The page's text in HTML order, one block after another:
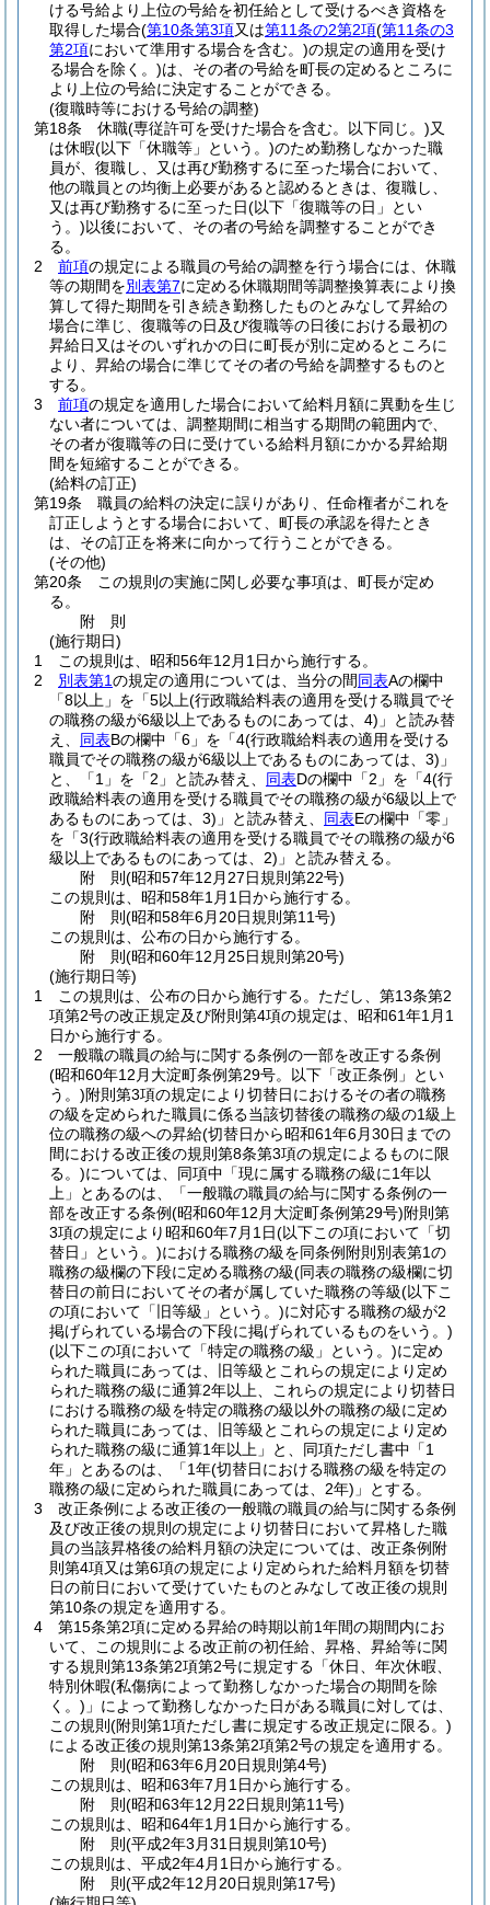
ける号給より上位の号給を初任給として受けるべき資格を
取得した場合(第10条第3項又は第11条の2第2項(第11条の3
第2項において準用する場合を含む。)の規定の適用を受け
る場合を除く。)は、その者の号給を町長の定めるところに
より上位の号給に決定することができる。
(復職時等における号給の調整)
第18条
休職(専従許可を受けた場合を含む。以下同じ。)又
は休暇(以下「休職等」という。)のため勤務しなかった職
員が、復職し、又は再び勤務するに至った場合において、
他の職員との均衡上必要があると認めるときは、復職し、
又は再び勤務するに至った日(以下「復職等の日」とい
う。)以後において、その者の号給を調整することができ
る。
2
前項の規定による職員の号給の調整を行う場合には、休職
等の期間を別表第7に定める休職期間等調整換算表により換
算して得た期間を引き続き勤務したものとみなして昇給の
場合に準じ、復職等の日及び復職等の日後における最初の
昇給日又はそのいずれかの日に町長が別に定めるところに
より、昇給の場合に準じてその者の号給を調整するものと
する。
3
前項の規定を適用した場合において給料月額に異動を生じ
ない者については、調整期間に相当する期間の範囲内で、
その者が復職等の日に受けている給料月額にかかる昇給期
間を短縮することができる。
(給料の訂正)
第19条
職員の給料の決定に誤りがあり、任命権者がこれを
訂正しようとする場合において、町長の承認を得たとき
は、その訂正を将来に向かって行うことができる。
(その他)
第20条
この規則の実施に関し必要な事項は、町長が定め
る。
附 則
(施行期日)
1
この規則は、昭和56年12月1日から施行する。
2
別表第1の規定の適用については、当分の間同表Aの欄中
「8以上」を「5以上(行政職給料表の適用を受ける職員でそ
の職務の級が6級以上であるものにあっては、4) 」と読み替
え、 同表Bの欄中「6」を「4(行政職給料表の適用を受ける
職員でその職務の級が6級以上であるものにあっては、3) 」
と、「1」を「2」と読み替え、 同表Dの欄中「2」を「4(行
政職給料表の適用を受ける職員でその職務の級が6級以上で
あるものにあっては、3) 」と読み替え、 同表Eの欄中「零」
を「3(行政職給料表の適用を受ける職員でその職務の級が6
級以上であるものにあっては、2) 」と読み替える。
附 則(昭和57年12月27日規則第22号)
この規則は、昭和58年1月1日から施行する。
附 則(昭和58年6月20日規則第11号)
この規則は、公布の日から施行する。
附 則(昭和60年12月25日規則第20号)
(施行期日等)
1
この規則は、公布の日から施行する。 ただし、第13条第2
項第2号の改正規定及び附則第4項の規定は、昭和61年1月1
日から施行する。
2
一般職の職員の給与に関する条例の一部を改正する条例
(昭和60年12月大淀町条例第29号。以下「改正条例」とい
う。)附則第3項の規定により切替日におけるその者の職務
の級を定められた職員に係る当該切替後の職務の級の1級上
位の職務の級への昇給(切替日から昭和61年6月30日までの
間における改正後の規則第8条第3項の規定によるものに限
る。)については、同項中「現に属する職務の級に1年以
上」とあるのは、「一般職の職員の給与に関する条例の一
部を改正する条例(昭和60年12月大淀町条例第29号)附則第
3項の規定により昭和60年7月1日(以下この項において「切
替日」という。)における職務の級を同条例附則別表第1の
職務の級欄の下段に定める職務の級(同表の職務の級欄に切
替日の前日においてその者が属していた職務の等級(以下こ
の項において「旧等級」という。)に対応する職務の級が2
掲げられている場合の下段に掲げられているものをいう。)
(以下この項において「特定の職務の級」という。)に定め
られた職員にあっては、旧等級とこれらの規定により定め
られた職務の級に通算2年以上、これらの規定により切替日
における職務の級を特定の職務の級以外の職務の級に定め
られた職員にあっては、旧等級とこれらの規定により定め
られた職務の級に通算1年以上」と、同項ただし書中「1
年」とあるのは、「1年(切替日における職務の級を特定の
職務の級に定められた職員にあっては、2年) 」とする。
3
改正条例による改正後の一般職の職員の給与に関する条例
及び改正後の規則の規定により切替日において昇格した職
員の当該昇格後の給料月額の決定については、改正条例附
則第4項又は第6項の規定により定められた給料月額を切替
日の前日において受けていたものとみなして改正後の規則
第10条の規定を適用する。
4
第15条第2項に定める昇給の時期以前1年間の期間内にお
いて、この規則による改正前の初任給、昇格、昇給等に関
する規則第13条第2項第2号に規定する「休日、年次休暇、
特別休暇(私傷病によって勤務しなかった場合の期間を除
く。) 」によって勤務しなかった日がある職員に対しては、
この規則 (附則第1項ただし書に規定する改正規定に限る。)
による改正後の規則第13条第2項第2号の規定を適用する。
附 則(昭和63年6月20日規則第4号)
この規則は、昭和63年7月1日から施行する。
附 則(昭和63年12月22日規則第11号)
この規則は、昭和64年1月1日から施行する。
附 則(平成2年3月31日規則第10号)
この規則は、平成2年4月1日から施行する。
附 則(平成2年12月20日規則第17号)